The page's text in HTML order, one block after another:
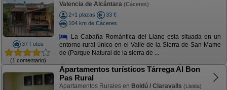
37 Fotos
(1 comentario)
Valencia de Alcántara (Cáceres)
2+1 plazas
33 €
104 km de Cáceres
La Cabaña Romántica del Llano esta situada en un
entorno rural único en el Valle de la Sierra de San Mame
de (Parque Natural de la sierra de ...
Apartamentos turísticos Tárrega Al Bon
Pas Rural
Apartamentos Rurales en Boldú / Claravalls (Lleida)